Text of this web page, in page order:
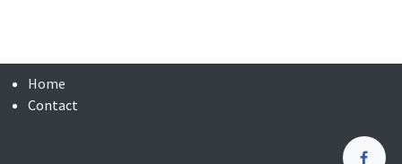
Home
Contact